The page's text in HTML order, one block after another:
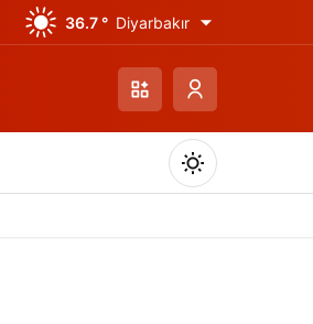
36.7 ° Diyarbakır